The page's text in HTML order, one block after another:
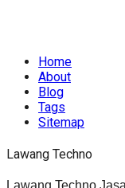
Home
About
Blog
Tags
Sitemap
Lawang Techno
Lawang Techno